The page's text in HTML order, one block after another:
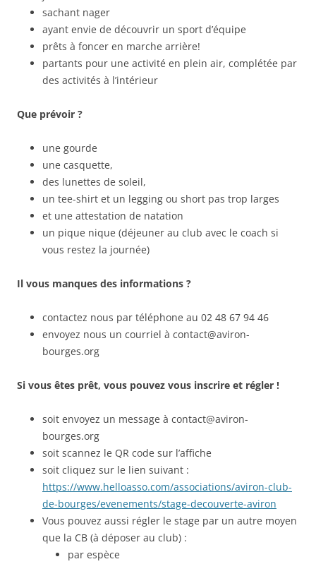
sachant nager
ayant envie de découvrir un sport d’équipe
prêts à foncer en marche arrière!
partants pour une activité en plein air, complétée par
des activités à l’intérieur
Que prévoir ?
une gourde
une casquette,
des lunettes de soleil,
un tee-shirt et un legging ou short pas trop larges
et une attestation de natation
un pique nique (déjeuner au club avec le coach si
vous restez la journée)
Il vous manques des informations ?
contactez nous par téléphone au 02 48 67 94 46
envoyez nous un courriel à contact@aviron-
bourges.org
Si vous êtes prêt, vous pouvez vous inscrire et régler !
soit envoyez un message à contact@aviron-
bourges.org
soit scannez le QR code sur l’affiche
soit cliquez sur le lien suivant :
https://www.helloasso.com/associations/aviron-club-
de-bourges/evenements/stage-decouverte-aviron
Vous pouvez aussi régler le stage par un autre moyen
que la CB (à déposer au club) :
par espèce